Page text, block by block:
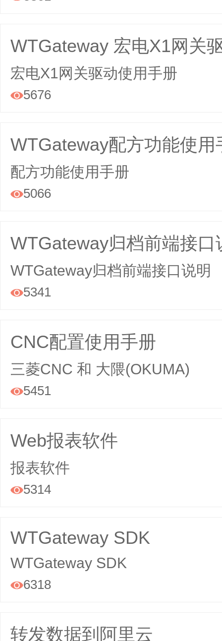
WTGateway 宏电X1网关
宏电X1网关驱动使用手册
5676
WTGateway配方功能使用
配方功能使用手册
5066
WTGateway归档前端接口
WTGateway归档前端接口说明
5341
CNC配置使用手册
三菱CNC 和 大隈(OKUMA)
5451
Web报表软件
报表软件
5314
WTGateway SDK
WTGateway SDK
6318
转发数据到阿里云